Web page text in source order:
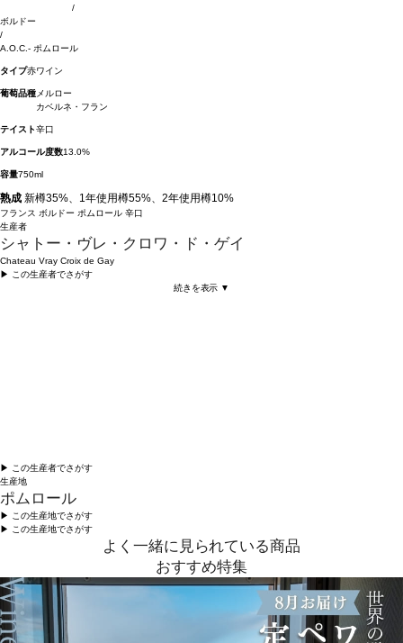
/
ボルドー
/
A.O.C.- ポムロール
タイプ赤ワイン
葡萄品種メルロー
カベルネ・フラン
テイスト辛口
アルコール度数13.0%
容量750ml
熟成 新樽35%、1年使用樽55%、2年使用樽10%
フランス ボルドー ポムロール 辛口
生産者
シャトー・ヴレ・クロワ・ド・ゲイ
Chateau Vray Croix de Gay
▶︎ この生産者でさがす
続きを表示 ▼
▶︎ この生産者でさがす
生産地
ポムロール
▶︎ この生産地でさがす
▶︎ この生産地でさがす
よく一緒に見られている商品
おすすめ特集